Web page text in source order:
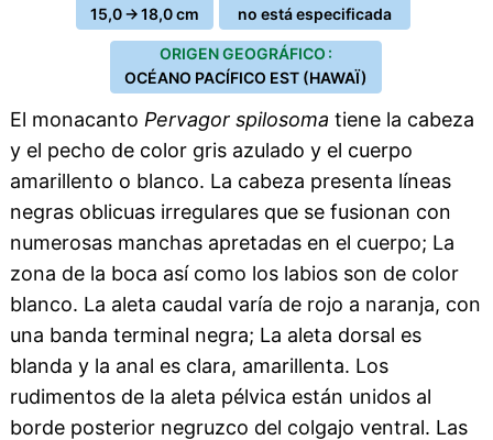
15,0 → 18,0 cm
no está especificada
ORIGEN GEOGRÁFICO :
OCÉANO PACÍFICO EST (HAWAÏ)
El monacanto Pervagor spilosoma tiene la cabeza
y el pecho de color gris azulado y el cuerpo
amarillento o blanco. La cabeza presenta líneas
negras oblicuas irregulares que se fusionan con
numerosas manchas apretadas en el cuerpo; La
zona de la boca así como los labios son de color
blanco. La aleta caudal varía de rojo a naranja, con
una banda terminal negra; La aleta dorsal es
blanda y la anal es clara, amarillenta. Los
rudimentos de la aleta pélvica están unidos al
borde posterior negruzco del colgajo ventral. Las